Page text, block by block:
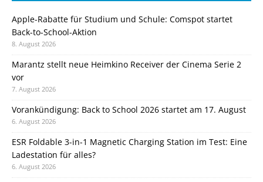
Apple-Rabatte für Studium und Schule: Comspot startet
Back-to-School-Aktion
8. August 2026
Marantz stellt neue Heimkino Receiver der Cinema Serie 2
vor
7. August 2026
Vorankündigung: Back to School 2026 startet am 17. August
6. August 2026
ESR Foldable 3-in-1 Magnetic Charging Station im Test: Eine
Ladestation für alles?
6. August 2026